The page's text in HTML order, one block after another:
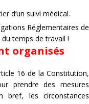
d’un suivi médical.
Réglementaires de
temps de travail !
organisés
16 de la Constitution,
prendre des mesures
bref, les circonstances